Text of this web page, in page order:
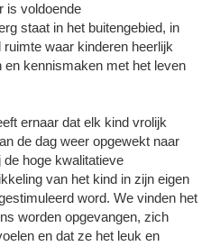
is voldoende
staat in het buitengebied, in
waar kinderen heerlijk
en kennismaken met het leven
ernaar dat elk kind vrolijk
de dag weer opgewekt naar
de hoge kwalitatieve
van het kind in zijn eigen
word. We vinden het
worden opgevangen, zich
en dat ze het leuk en